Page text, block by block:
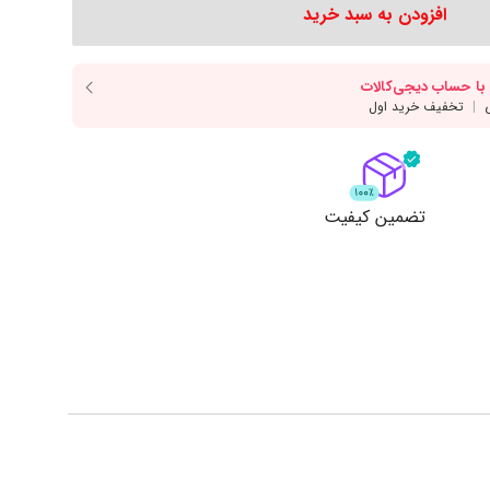
انواع روغن
نمایش همه محصولات
انواع ادویه
نمایش همه محصولات
افزودن به سبد خرید
تضمین کیفیت